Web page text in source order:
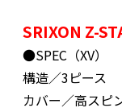
SRIXON Z-
●SPEC（XV）
構造／3ピース
カバー／高スピ